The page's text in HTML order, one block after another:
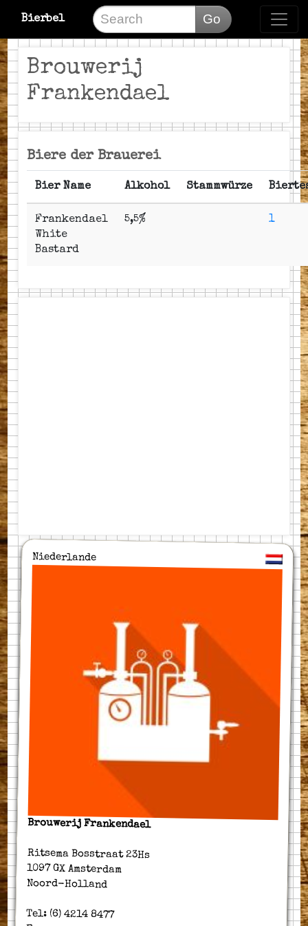
Bierbel Go
Brouwerij
Frankendael
Biere der Brauerei
Bier Name Alkohol Stammwürze
Frankendael
White
Bastard
5,5% 1
Niederlande
Brouwerij Frankendael
Ritsema Bosstraat 23Hs
1097 GX Amsterdam
Noord-Holland
Tel: (6) 4214 8477